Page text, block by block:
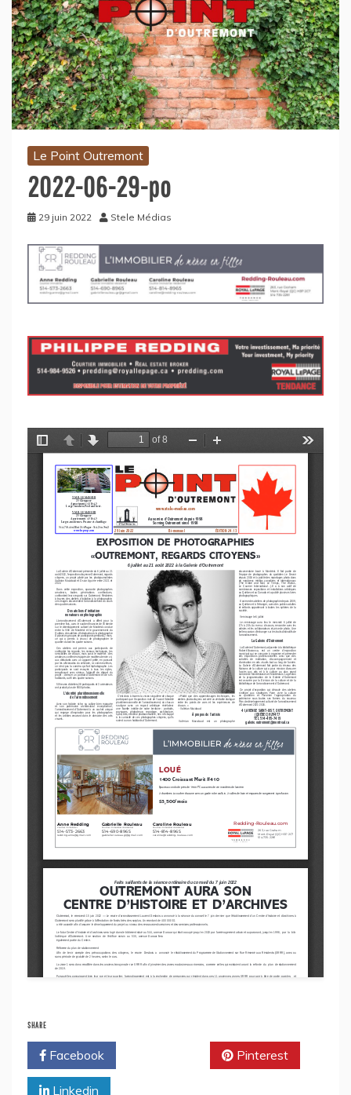
Le Point Outremont
2022-06-29-po
29 juin 2022 Stele Médias
SHARE
Facebook Pinterest
Linkedin